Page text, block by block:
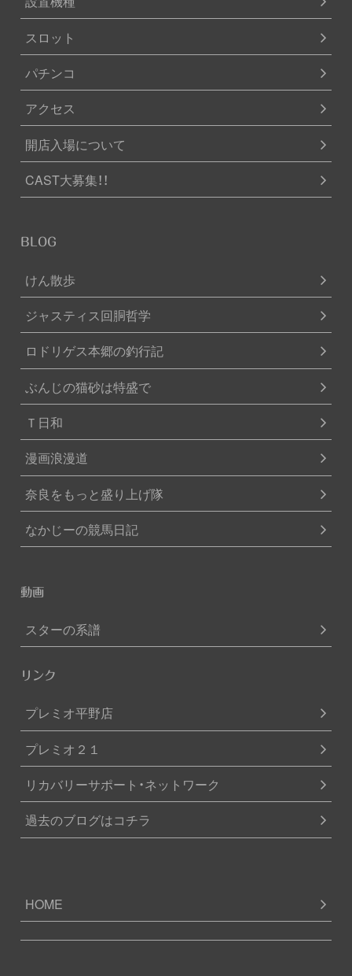
スロット
パチンコ
アクセス
開店入場について
CAST大募集！！
BLOG
けん散歩
ジャスティス回胴哲学
ロドリゲス本郷の釣行記
ぶんじの猫砂は特盛で
Ｔ日和
漫画浪漫道
奈良をもっと盛り上げ隊
なかじーの競馬日記
動画
スターの系譜
リンク
プレミオ平野店
プレミオ２１
リカバリーサポート・ネットワーク
過去のブログはコチラ
HOME